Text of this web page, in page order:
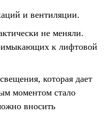
и вентиляции.
не меняли.
к лифтовой
которая дает
моментом стало
вносить